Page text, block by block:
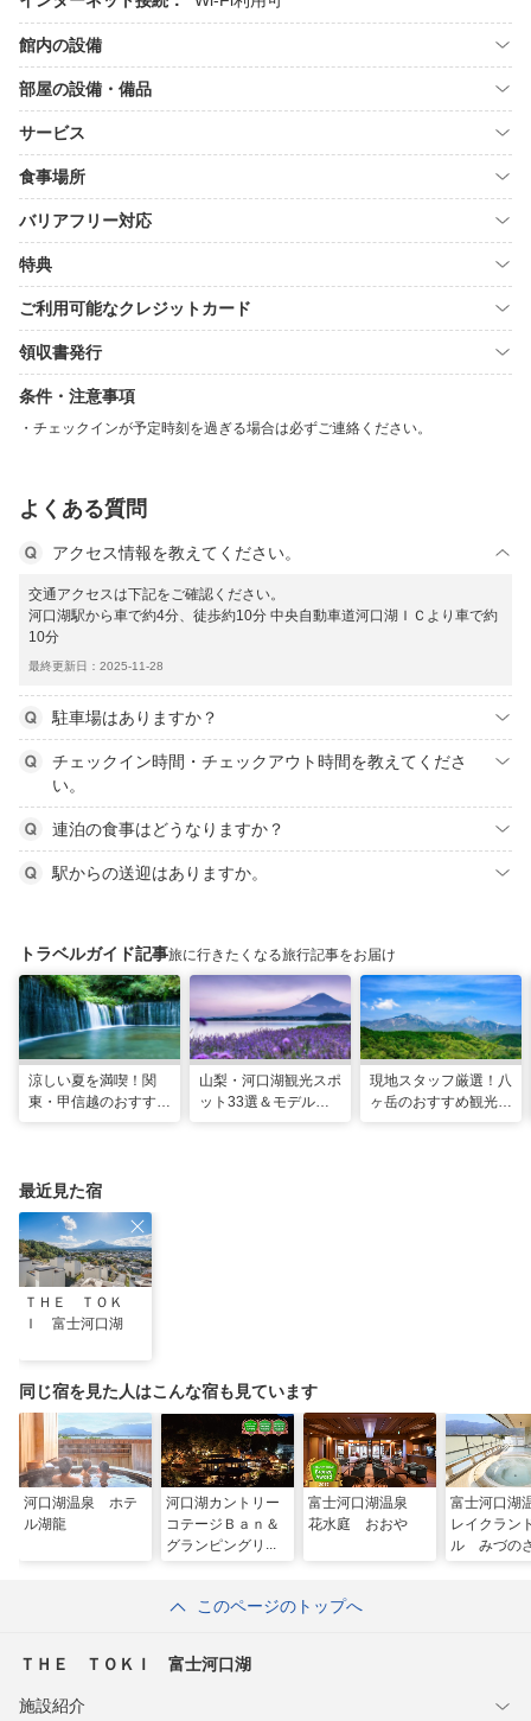
館内の設備
部屋の設備・備品
サービス
食事場所
バリアフリー対応
特典
ご利用可能なクレジットカード
領収書発行
条件・注意事項
チェックインが予定時刻を過ぎる場合は必ずご連絡ください。
よくある質問
アクセス情報を教えてください。
交通アクセスは下記をご確認ください。
河口湖駅から車で約4分、徒歩約10分 中央自動車道河口湖ＩＣより車で約
10分
最終更新日：2025-11-28
駐車場はありますか？
チェックイン時間・チェックアウト時間を教えてくださ
い。
連泊の食事はどうなりますか？
駅からの送迎はありますか。
トラベルガイド記事旅に行きたくなる旅行記事をお届け
涼しい夏を満喫！関
東・甲信越のおすすめ
山梨・河口湖観光スポ
ット33選＆モデルコ
現地スタッフ厳選！八
ヶ岳のおすすめ観光ス
最近見た宿
ＴＨＥ ＴＯＫ
Ｉ 富士河口湖
同じ宿を見た人はこんな宿も見ています
河口湖温泉 ホテ
ル湖龍
河口湖カントリー
コテージＢａｎ＆
グランピングリゾ
富士河口湖温泉
花水庭 おおや
富士河口
レイクラン
ル みづの
このページのトップへ
ＴＨＥ ＴＯＫＩ 富士河口湖
施設紹介